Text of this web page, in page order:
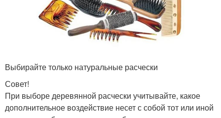
Выбирайте только натуральные расчески
Совет!
При выборе деревянной расчески учитывайте, какое
дополнительное воздействие несет с собой тот или иной